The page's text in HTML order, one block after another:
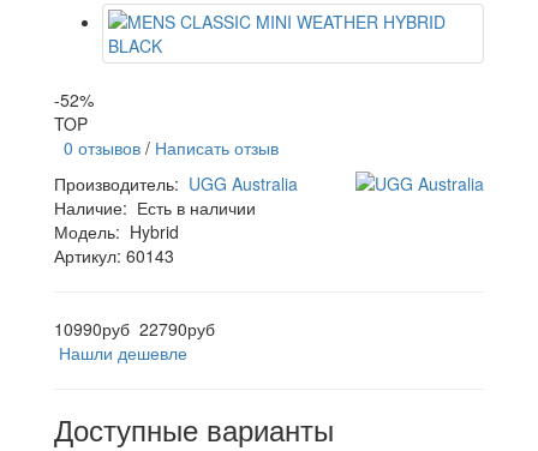
-52%
TOP
0 отзывов / Написать отзыв
Производитель: UGG Australia
Наличие: Есть в наличии
Модель: Hybrid
Артикул: 60143
10990руб 22790руб
Нашли дешевле
Доступные варианты